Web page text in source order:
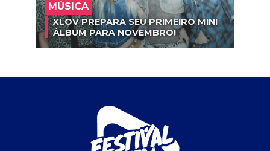
MÚSICA
XLOV PREPARA SEU PRIMEIRO MINI
ÁLBUM PARA NOVEMBRO!